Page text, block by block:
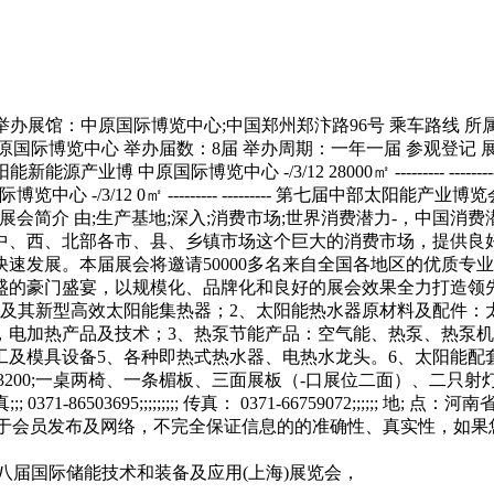
展馆：中原国际博览中心;中国郑州郑汴路96号 乘车路线
际博览中心 举办届数：8届 举办周期：一年一届 参观登记
新能源产业博 中原国际博览中心 -/3/12 28000㎡ ---------
览中心 -/3/12 0㎡ --------- --------- 第七届中部太阳能产业博
会简介 由;生产基地;深入;消费市场;世界消费潜力-，中国消
西、北部各市、县、乡镇市场这个巨大的消费市场，提供
发展。本届展会将邀请50000多名来自全国各地区的优质专
豪门盛宴，以规模化、品牌化和良好的展会效果全力打造
其新型高效太阳能集热器；2、太阳能热水器原材料及配件
加热产品及技术；3、热泵节能产品：空气能、热泵、热泵
模具设备5、各种即热式热水器、电热水龙头。6、太阳能
一桌两椅、一条楣板、三面展板（-口展位二面）、二只射
0371-86503695;;;;;;;;; 传真： 0371-66759072;;;;;; 地; 点：河
会员发布及网络，不完全保证信息的的准确性、真实性，如
国际储能技术和装备及应用(上海)展览会，